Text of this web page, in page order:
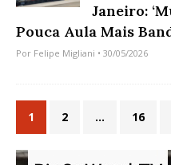
Janeiro:
Pouca Aula Mais
Por Felipe Migliani • 30/05/2026
1 2 … 16